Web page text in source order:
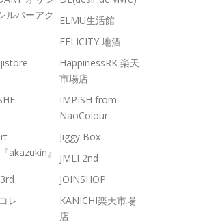
ルバーアク ELMU生活館
FELICITY 地酒
HappinessRK 楽天
市場店
IMPISH from
NaoColour
akazukin』
Jiggy Box
JMEI 2nd
JOINSHOP
レ
KANICHI楽天市場
店